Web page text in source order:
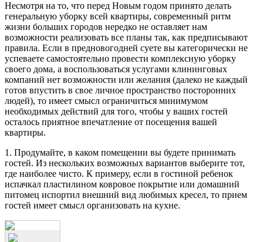
Несмотря на то, что перед Новым годом принято делать
генеральную уборку всей квартиры, современный ритм
жизни больших городов нередко не оставляет нам
возможности реализовать все планы так, как предписывают
правила. Если в предновогодней суете вы категорически не
успеваете самостоятельно провести комплексную уборку
своего дома, а воспользоваться услугами клининговых
компаний нет возможности или желания (далеко не каждый
готов впустить в свое личное пространство посторонних
людей), то имеет смысл ограничиться минимумом
необходимых действий для того, чтобы у ваших гостей
осталось приятное впечатление от посещения вашей
квартиры.
1. Продумайте, в каком помещении вы будете принимать
гостей. Из нескольких возможных вариантов выберите тот,
где наиболее чисто. К примеру, если в гостиной ребенок
испачкал пластилином ковровое покрытие или домашний
питомец испортил внешний вид любимых кресел, то прием
гостей имеет смысл организовать на кухне.